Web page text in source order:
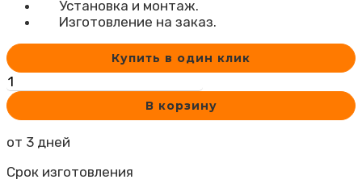
Установка и монтаж.
Изготовление на заказ.
Купить в один клик
Количество
товара
Полка
туалетных
ПТП-1-
В корзину
от 3 дней
Срок изготовления